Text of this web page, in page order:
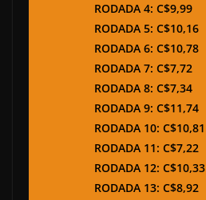
RODADA 4: C$9,99
RODADA 5: C$10,16
RODADA 6: C$10,78
RODADA 7: C$7,72
RODADA 8: C$7,34
RODADA 9: C$11,74
RODADA 10: C$10,81
RODADA 11: C$7,22
RODADA 12: C$10,33
RODADA 13: C$8,92